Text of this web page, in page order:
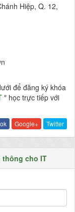
Hiệp, Q. 12,
để đăng ký khóa
" học trực tiếp với
Google+ Twitter
thông cho IT